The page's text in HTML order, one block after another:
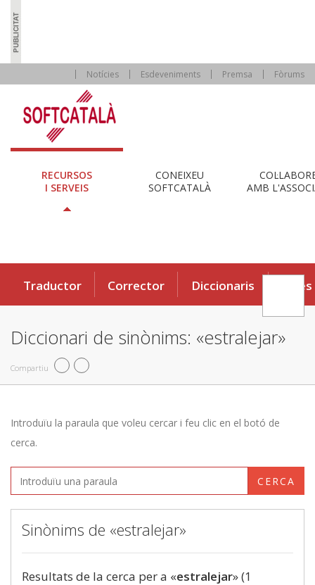
Notícies Esdeveniments Premsa Fòrums
RECURSOS
I SERVEIS
CONEIXEU
SOFTCATALÀ
AMB
Traductor Corrector Diccionaris Eines
Diccionari de sinònims: «estralejar»
Compartiu
Introduïu la paraula que voleu cercar i feu clic en el botó de
cerca.
CERCA
Sinònims de «estralejar»
Resultats de la cerca per a «estralejar» (1